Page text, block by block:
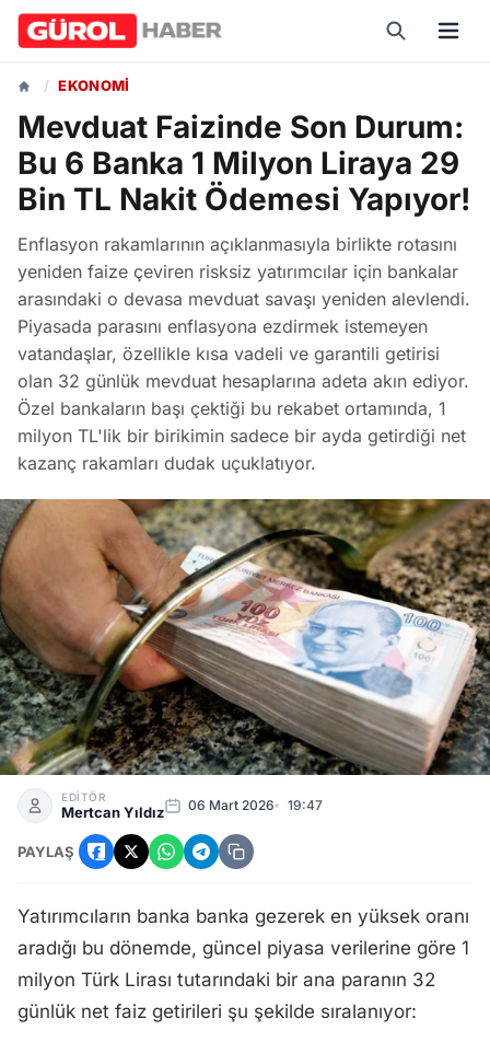
/ EKONOMI
Mevduat Faizinde Son Durum:
Bu 6 Banka 1 Milyon Liraya 29
Bin TL Nakit Ödemesi Yapıyor!
Enflasyon rakamlarının açıklanmasıyla birlikte rotasını
yeniden faize çeviren risksiz yatırımcılar için bankalar
arasındaki o devasa mevduat savaşı yeniden alevlendi.
Piyasada parasını enflasyona ezdirmek istemeyen
vatandaşlar, özellikle kısa vadeli ve garantili getirisi
olan 32 günlük mevduat hesaplarına adeta akın ediyor.
Özel bankaların başı çektiği bu rekabet ortamında, 1
milyon TL'lik bir birikimin sadece bir ayda getirdiği net
kazanç rakamları dudak uçuklatıyor.
Mevduat Faizinde Son Durum: Bu 6 Banka 1 Milyon Liraya
EDİTÖR
Mertcan Yıldız 06 Mart 2026 19:47
PAYLAŞ
Yatırımcıların banka banka gezerek en yüksek oranı
aradığı bu dönemde, güncel piyasa verilerine göre 1
milyon Türk Lirası tutarındaki bir ana paranın 32
günlük net faiz getirileri şu şekilde sıralanıyor: